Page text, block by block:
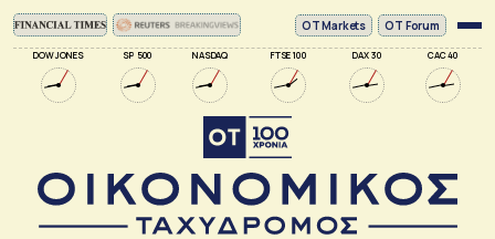
DOW JONES SP 500 NASDAQ FTSE 100 DAX 30 CAC 40
ΟΤ Markets OT Forum